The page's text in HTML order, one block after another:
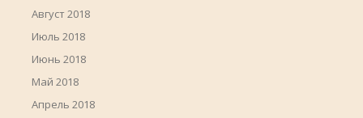
Август 2018
Июль 2018
Июнь 2018
Май 2018
Апрель 2018